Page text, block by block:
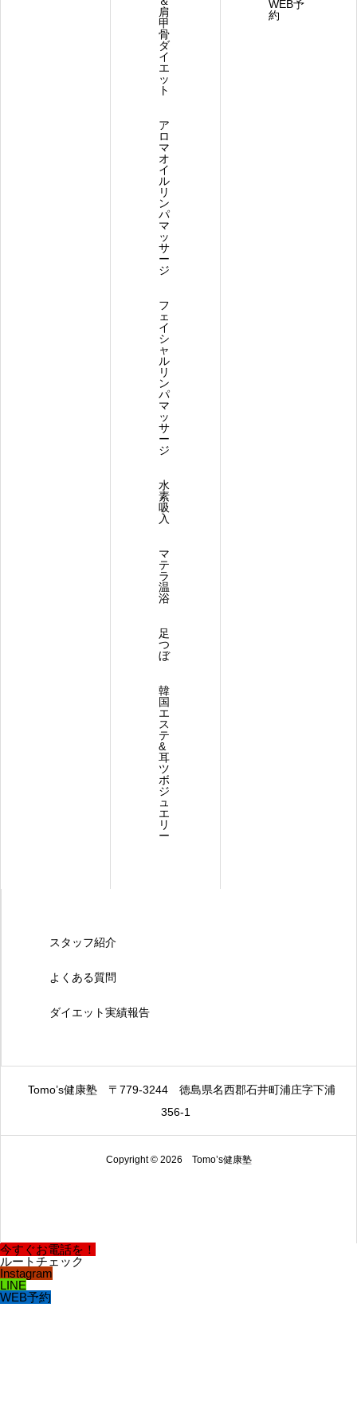
肩
甲
骨
ダ
イ
エ
ッ
ト
ア
ロ
マ
オ
イ
ル
リ
ン
パ
マ
ッ
サ
ー
ジ
フ
ェ
イ
シ
ャ
ル
リ
ン
パ
マ
ッ
サ
ー
ジ
水
素
吸
入
マ
テ
ラ
温
浴
足
つ
ぼ
韓
国
エ
ス
テ
&
耳
ツ
ボ
ジ
ュ
エ
リ
ー
WEB予
約
スタッフ紹介
よくある質問
ダイエット実績報告
Tomo’s健康塾 〒779-3244
徳島県名西郡石井町浦庄字下浦
356-1
Copyright © 2026 Tomo’s健康塾
今すぐお電話を！
ルートチェック
Instagram
LINE
WEB予約